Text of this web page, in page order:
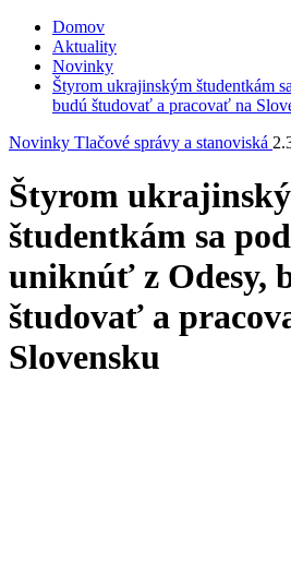
Domov
Aktuality
Novinky
Štyrom ukrajinským študentkám
budú študovať a pracovať na
Novinky Tlačové správy a stanoviská
Štyrom
študentkám sa
uniknúť z Odesy,
študovať a
Slovensku